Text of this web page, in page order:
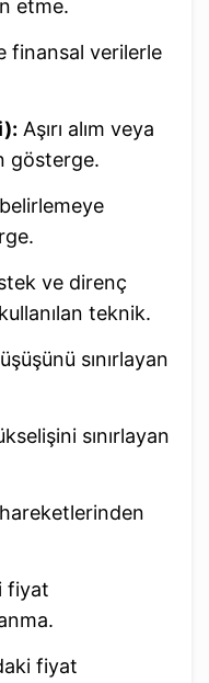
etme.
finansal verilerle
Aşırı alım veya
gösterge.
ve direnç
teknik.
sınırlayan
sınırlayan
fiyat
fiyat